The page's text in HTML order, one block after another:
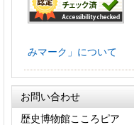
みマーク」について
お問い合わせ
歴史博物館こころピア